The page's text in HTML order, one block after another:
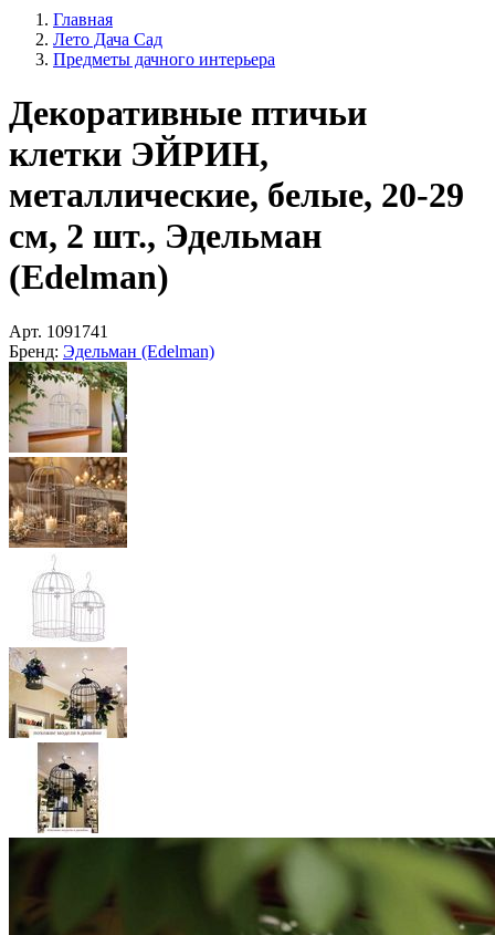
Главная
Лето Дача Сад
Предметы дачного интерьера
Декоративные птичьи
клетки ЭЙРИН,
металлические, белые, 20-29
см, 2 шт., Эдельман
(Edelman)
Арт. 1091741
Бренд: Эдельман (Edelman)